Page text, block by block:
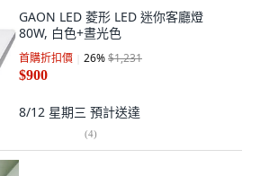
GAON LED 菱形 LED 迷你客廳燈
80W, 白色+晝光色
首購折扣價 26%$1,231
$900
8/12 星期三 預計送達
(4)